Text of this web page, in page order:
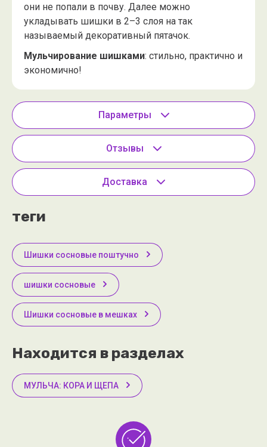
они не попали в почву. Далее можно
укладывать шишки в 2–3 слоя на так
называемый декоративный пятачок.
Мульчирование шишками: стильно, практично и
экономично!
Параметры
Отзывы
Доставка
теги
Шишки сосновые поштучно
шишки сосновые
Шишки сосновые в мешках
Находится в разделах
МУЛЬЧА: КОРА И ЩЕПА